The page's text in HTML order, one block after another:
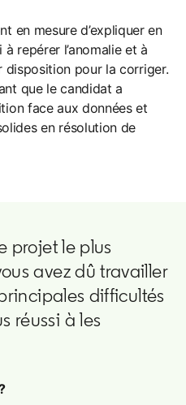
en mesure d’expliquer en
repérer l’anomalie et à
disposition pour la corriger.
que le candidat a
face aux données et
en résolution de
projet le plus
avez dû travailler
difficultés
réussi à les